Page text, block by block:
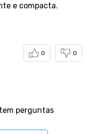
e compacta.
0 0
perguntas